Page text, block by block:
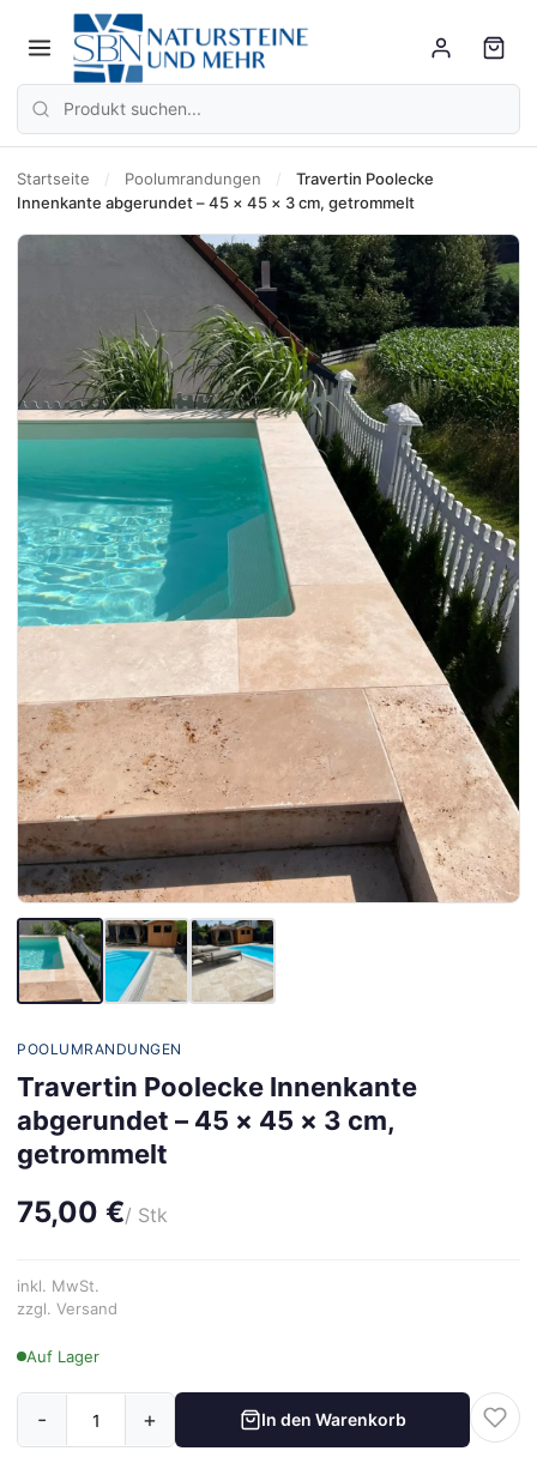
Startseite / Poolumrandungen /
Travertin Poolecke
Innenkante abgerundet – 45 × 45 × 3 cm, getrommelt
POOLUMRANDUNGEN
Travertin Poolecke Innenkante
abgerundet – 45 × 45 × 3 cm,
getrommelt
75,00 €/ Stk
inkl. MwSt.
zzgl. Versand
Auf Lager
- + In den Warenkorb